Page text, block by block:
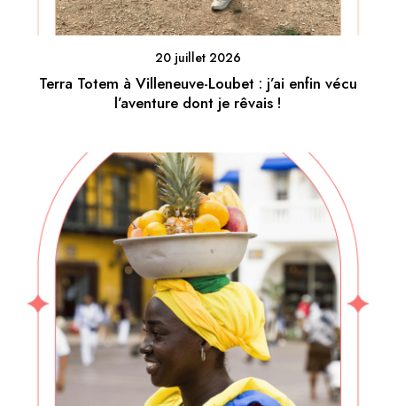
20 juillet 2026
Terra Totem à Villeneuve-Loubet : j’ai enfin vécu
l’aventure dont je rêvais !